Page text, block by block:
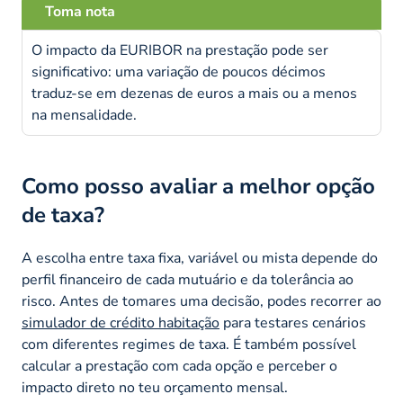
Toma nota
O impacto da EURIBOR na prestação pode ser
significativo: uma variação de poucos décimos
traduz-se em dezenas de euros a mais ou a menos
na mensalidade.
Como posso avaliar a melhor opção
de taxa?
A escolha entre taxa fixa, variável ou mista depende do
perfil financeiro de cada mutuário e da tolerância ao
risco. Antes de tomares uma decisão, podes recorrer ao
simulador de crédito habitação para testares cenários
com diferentes regimes de taxa. É também possível
calcular a prestação com cada opção e perceber o
impacto direto no teu orçamento mensal.